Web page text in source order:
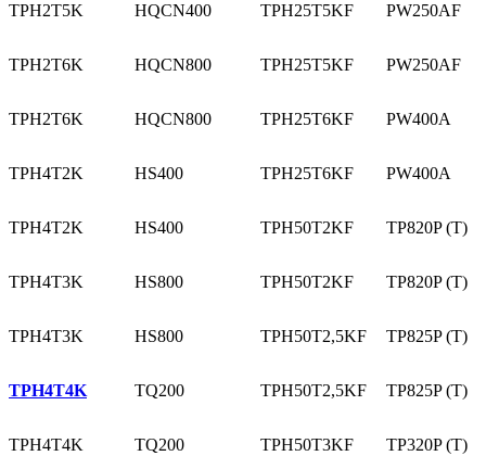
TPH2T5K HQCN400 TPH25T5KF PW250AF
TPH2T6K HQCN800 TPH25T5KF PW250AF
TPH2T6K HQCN800 TPH25T6KF PW400A
TPH4T2K HS400 TPH25T6KF PW400A
TPH4T2K HS400 TPH50T2KF TP820P (T)
TPH4T3K HS800 TPH50T2KF TP820P (T)
TPH4T3K HS800 TPH50T2,5KF TP825P (T)
TPH4T4K TQ200 TPH50T2,5KF TP825P (T)
TPH4T4K TQ200 TPH50T3KF TP320P (T)